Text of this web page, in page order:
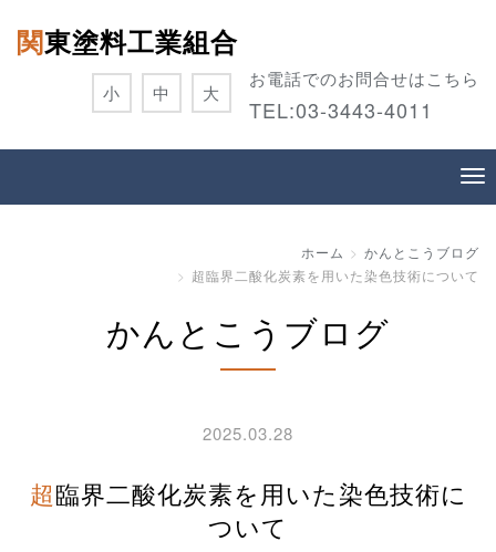
関東塗料工業組合
お電話でのお問合せはこちら
TEL:03-3443-4011
小 中 大
ホーム
かんとこうブログ
超臨界二酸化炭素を用いた染色技術について
かんとこうブログ
2025.03.28
超臨界二酸化炭素を用いた染色技術に
ついて